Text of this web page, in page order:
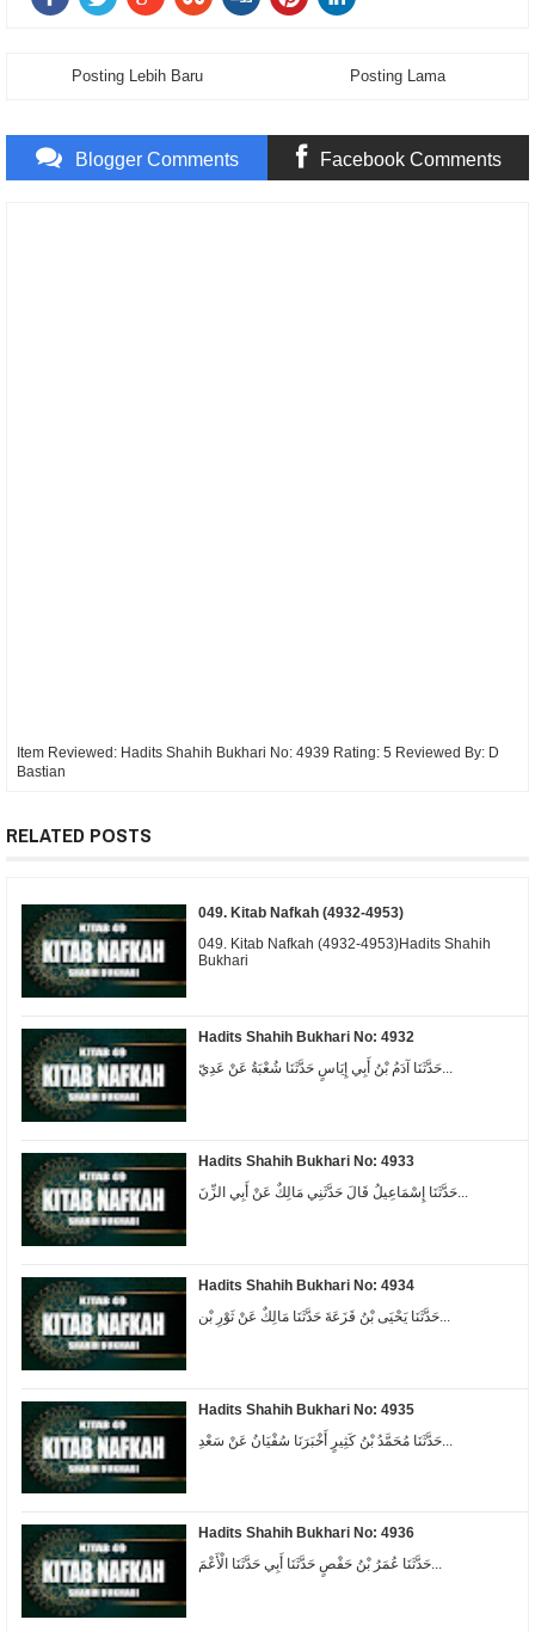
Posting Lebih Baru Posting Lama
Blogger Comments Facebook Comments
Item Reviewed: Hadits Shahih Bukhari No: 4939 Rating: 5 Reviewed By: D
Bastian
RELATED POSTS
049. Kitab Nafkah (4932-4953)
049. Kitab Nafkah (4932-4953)Hadits Shahih
Bukhari
Hadits Shahih Bukhari No: 4932
حَدَّثَنَا آدَمُ بْنُ أَبِي إِيَاسٍ حَدَّثَنَا شُعْبَةُ عَنْ عَدِيّ...
Hadits Shahih Bukhari No: 4933
حَدَّثَنَا إِسْمَاعِيلُ قَالَ حَدَّثَنِي مَالِكٌ عَنْ أَبِي الزِّنَ...
Hadits Shahih Bukhari No: 4934
Hadits Shahih Bukhari No: 4935
Hadits Shahih Bukhari No: 4936
حَدَّثَنَا عُمَرُ بْنُ حَفْصٍ حَدَّثَنَا أَبِي حَدَّثَنَا الْأَعْمَ...